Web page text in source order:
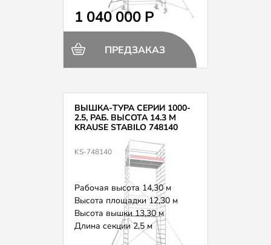
1 040 000 Р
ПРЕДЗАКАЗ
ВЫШКА-ТУРА СЕРИИ 1000-
2.5, РАБ. ВЫСОТА 14.3 М
KRAUSE STABILO 748140
KS-748140
Рабочая высота 14,30 м
Высота площадки 12,30 м
Высота вышки 13,30 м
Длина секции 2,5 м
Вес 294,0 кг